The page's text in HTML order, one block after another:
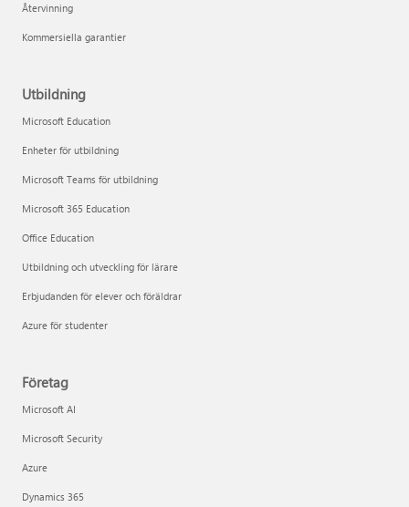
Återvinning
Kommersiella garantier
Utbildning
Microsoft Education
Enheter för utbildning
Microsoft Teams för utbildning
Microsoft 365 Education
Office Education
Utbildning och utveckling för lärare
Erbjudanden för elever och föräldrar
Azure för studenter
Företag
Microsoft AI
Microsoft Security
Azure
Dynamics 365